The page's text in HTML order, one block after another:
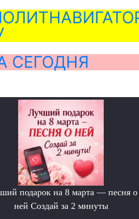
СЕГОДНЯ
подарок на 8 марта — песня о
ней Создай за 2 минуты